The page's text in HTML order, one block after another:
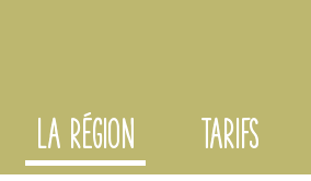
LA RÉGION TARIFS